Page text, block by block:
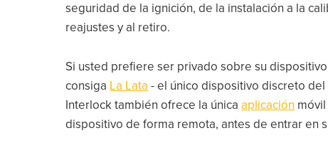
seguridad de la ignición, de la instalación a la
reajustes y al retiro.
Si usted prefiere ser privado sobre su
consiga La Lata - el único dispositivo discreto
Interlock también ofrece la únicaaplicación
dispositivo de forma remota, antes de entrar en